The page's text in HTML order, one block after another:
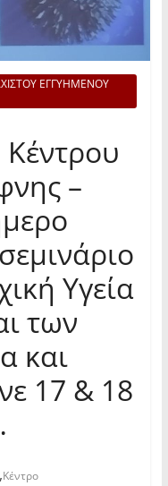
ΕΓΓΥΗΜΕΝΟΥ
–
Υγεία
των
και
17 & 18
Κέντρο